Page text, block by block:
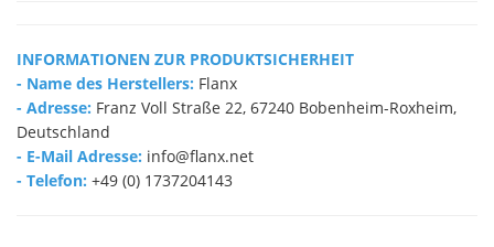
INFORMATIONEN ZUR PRODUKTSICHERHEIT
- Name des Herstellers: Flanx
- Adresse: Franz Voll Straße 22, 67240 Bobenheim-Roxheim,
Deutschland
- E-Mail Adresse: info@flanx.net
- Telefon: +49 (0) 1737204143